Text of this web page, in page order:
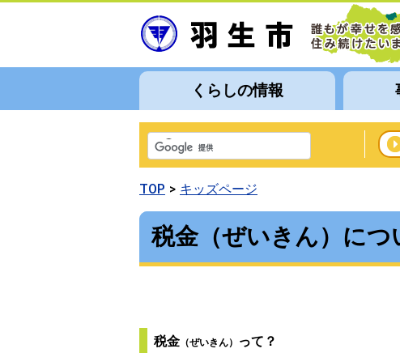
くらしの情報
TOP キッズページ
税金（ぜいきん）につ
税金 （ぜいきん） って？